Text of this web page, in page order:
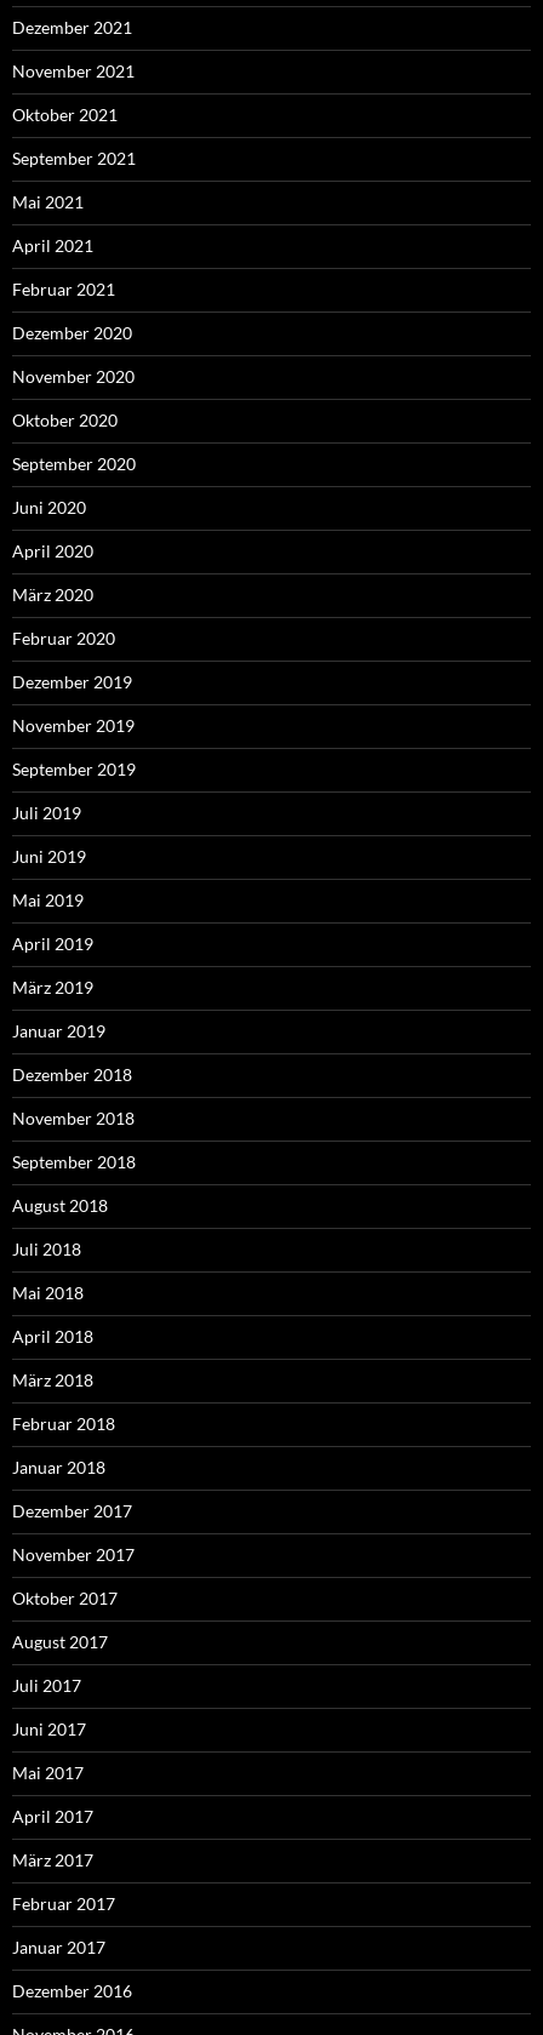
Dezember 2021
November 2021
Oktober 2021
September 2021
Mai 2021
April 2021
Februar 2021
Dezember 2020
November 2020
Oktober 2020
September 2020
Juni 2020
April 2020
März 2020
Februar 2020
Dezember 2019
November 2019
September 2019
Juli 2019
Juni 2019
Mai 2019
April 2019
März 2019
Januar 2019
Dezember 2018
November 2018
September 2018
August 2018
Juli 2018
Mai 2018
April 2018
März 2018
Februar 2018
Januar 2018
Dezember 2017
November 2017
Oktober 2017
August 2017
Juli 2017
Juni 2017
Mai 2017
April 2017
März 2017
Februar 2017
Januar 2017
Dezember 2016